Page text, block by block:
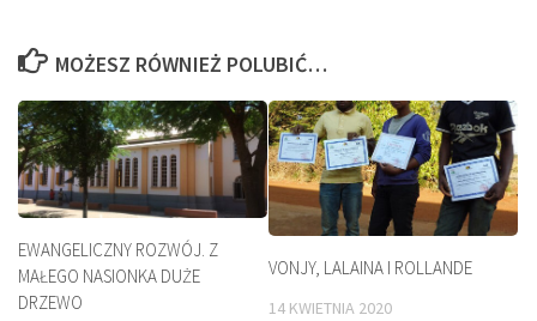
MOŻESZ RÓWNIEŻ POLUBIĆ…
EWANGELICZNY ROZWÓJ. Z
MAŁEGO NASIONKA DUŻE
DRZEWO
VONJY, LALAINA I ROLLANDE
14 KWIETNIA 2020